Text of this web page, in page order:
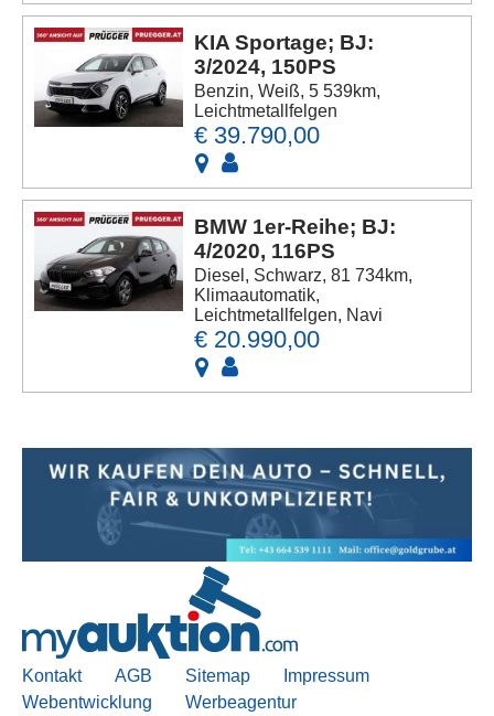
KIA Sportage; BJ:
3/2024, 150PS
Benzin, Weiß, 5 539km,
Leichtmetallfelgen
€ 39.790,00
BMW 1er-Reihe; BJ:
4/2020, 116PS
Diesel, Schwarz, 81 734km,
Klimaautomatik,
Leichtmetallfelgen, Navi
€ 20.990,00
Kontakt AGB Sitemap
Impressum
Webentwicklung
Werbeagentur